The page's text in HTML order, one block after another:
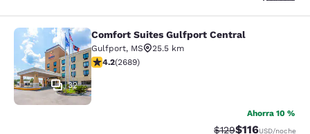
Comfort Suites Gulfport Central
32
Comfort Suites Gulfport Central
Gulfport, MS
25.5 km
calificación de 4.15 estrellas. Muy bueno. 2689
4.2(2689)
Ahorra 10 %
Precio tachado:
$129Precio con
$116USD/noche